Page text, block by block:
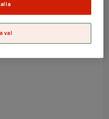
Stock
val